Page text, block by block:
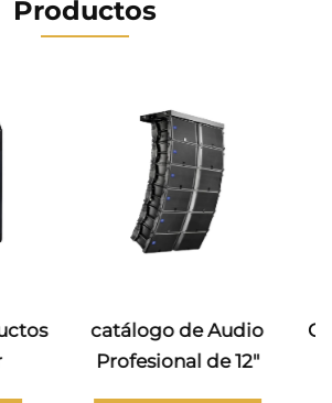
Productos
12"
Catálogo de Productos
de Audio Civil